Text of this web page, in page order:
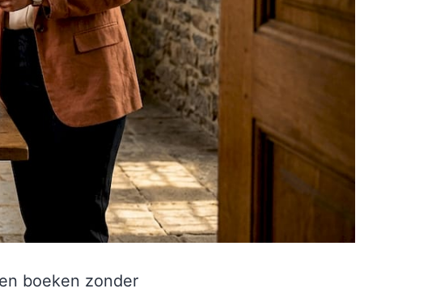
boeken zonder